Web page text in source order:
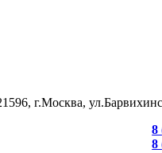
г.Москва,
8
8